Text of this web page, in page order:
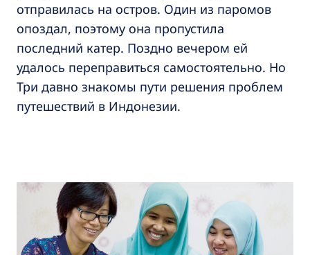
отправилась на остров. Один из паромов
опоздал, поэтому она пропустила
последний катер. Поздно вечером ей
удалось переправиться самостоятельно. Но
Три давно знакомы пути решения проблем
путешествий в Индонезии.